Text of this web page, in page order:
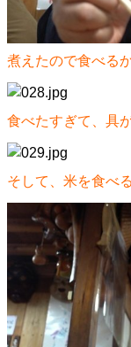
煮えたので食べる
食べたすぎて、具
そして、米を食べる